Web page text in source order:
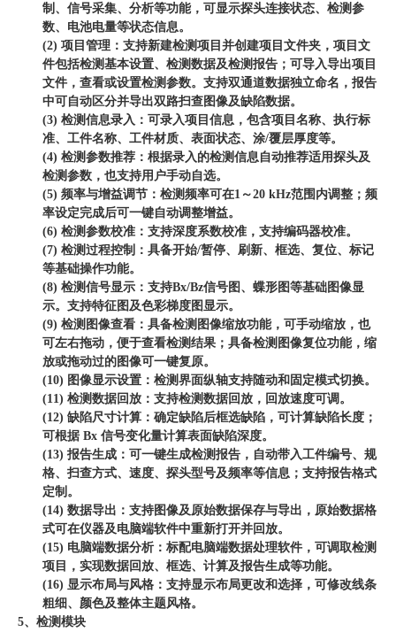
制、信号采集、分析等功能，可显示探头连接状态、检测参
数、电池电量等状态信息。
(2) 项目管理：支持新建检测项目并创建项目文件夹，项目文
件包括检测基本设置、检测数据及检测报告；可导入导出项目
文件，查看或设置检测参数。支持双通道数据独立命名，报告
中可自动区分并导出双路扫查图像及缺陷数据。
(3) 检测信息录入：可录入项目信息，包含项目名称、执行标
准、工件名称、工件材质、表面状态、涂/覆层厚度等。
(4) 检测参数推荐：根据录入的检测信息自动推荐适用探头及
检测参数，也支持用户手动自选。
(5) 频率与增益调节：检测频率可在1～20 kHz范围内调整；频
率设定完成后可一键自动调整增益。
(6) 检测参数校准：支持深度系数校准，支持编码器校准。
(7) 检测过程控制：具备开始/暂停、刷新、框选、复位、标记
等基础操作功能。
(8) 检测信号显示：支持Bx/Bz信号图、蝶形图等基础图像显
示。支持特征图及色彩梯度图显示。
(9) 检测图像查看：具备检测图像缩放功能，可手动缩放，也
可左右拖动，便于查看检测结果；具备检测图像复位功能，缩
放或拖动过的图像可一键复原。
(10) 图像显示设置：检测界面纵轴支持随动和固定模式切换。
(11) 检测数据回放：支持检测数据回放，回放速度可调。
(12) 缺陷尺寸计算：确定缺陷后框选缺陷，可计算缺陷长度；
可根据 Bx 信号变化量计算表面缺陷深度。
(13) 报告生成：可一键生成检测报告，自动带入工件编号、规
格、扫查方式、速度、探头型号及频率等信息；支持报告格式
定制。
(14) 数据导出：支持图像及原始数据保存与导出，原始数据格
式可在仪器及电脑端软件中重新打开并回放。
(15) 电脑端数据分析：标配电脑端数据处理软件，可调取检测
项目，实现数据回放、框选、计算及报告生成等功能。
(16) 显示布局与风格：支持显示布局更改和选择，可修改线条
粗细、颜色及整体主题风格。
5、检测模块